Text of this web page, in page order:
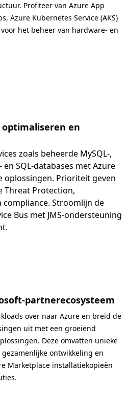
Profiteer van Azure App
Azure Kubernetes Service (AKS)
het beheer van hardware- en
optimaliseren en
zoals beheerde MySQL-,
en SQL-databases met Azure
oplossingen. Prioriteit geven
Threat Protection,
Stroomlijn de
Bus met JMS-ondersteuning
partnerecosysteem
over naar Azure en breid de
uit met een groeiend
Deze omvatten unieke
ontwikkeling en
Marketplace installatiekopieën